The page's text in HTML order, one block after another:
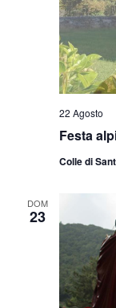
Festa
22 Agosto
Colle di
DOM
23